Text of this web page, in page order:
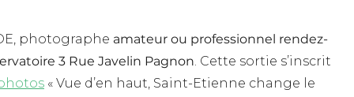
photographe amateur ou professionnel rendez-
3 Rue Javelin Pagnon. Cette sortie s’inscrit
« Vue d’en haut, Saint-Etienne change le